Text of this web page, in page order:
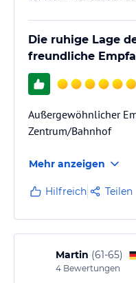
Die ruhige Lage
freundliche
Außergewöhnlicher
Zentrum/Bahnhof
Mehr anzeigen
Hilfreich Teilen
Martin (61-65)
4 Bewertungen